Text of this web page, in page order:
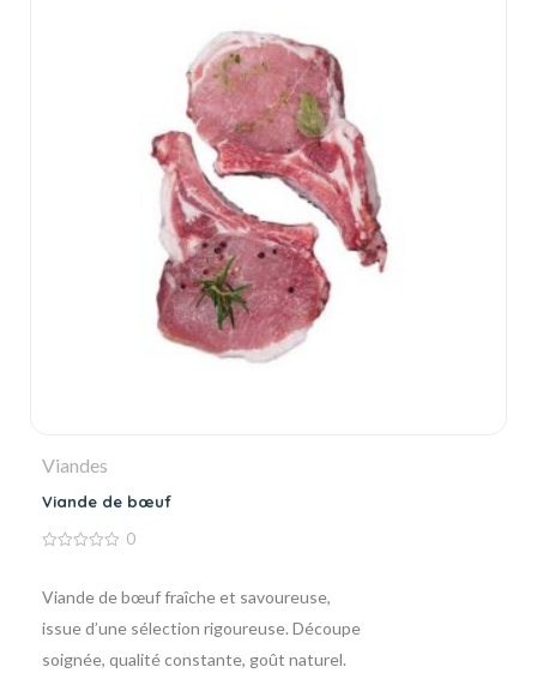
Viandes
Viande de bœuf
5
0
Viande de bœuf fraîche et savoureuse,
issue d’une sélection rigoureuse. Découpe
soignée, qualité constante, goût naturel.